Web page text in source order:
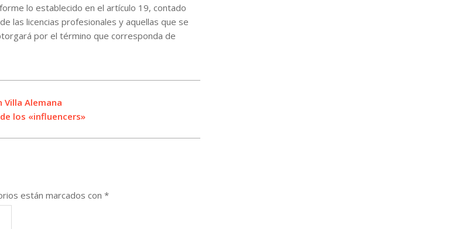
lo establecido en el artículo 19, contado
las licencias profesionales y aquellas que se
por el término que corresponda de
Villa Alemana
los «influencers»
están marcados con *